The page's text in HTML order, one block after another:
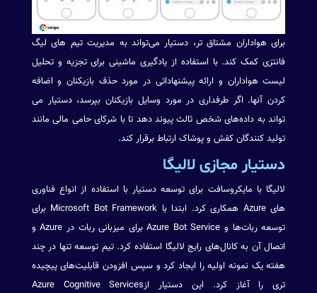
برای هواداران مشتاق تر، دستیار می‌تواند به مدیریت تیم های لیگ
فانتزی کمک کند. با استفاده از یادگیری ماشینی برای تجزیه و تحلیل
لیست هواداران و ارائه پیشنهاداتی در مورد حذف بازیکنان و اضافه
کردن آنها. اگر طرفداری در مورد وسایل بازیکنان بپرسد، دستیار می
تواند به داده‌های شخص ثالث پیوند دهد تا با شرکای حامی مالی مانند
تولید کنندگان کفش و پوشاک ارتباط برقرار کند.
دستیار مجازی لالیگا
لالیگا با مایکروسافت برای توسعه دستیار با استفاده از انواع فناوری
های Azure همکاری کرد. ابتدا با Microsoft Bot Framework برای
توسعه ربات‌ها و Azure Bot Service برای میزبانی ربات در Azure و
اتصال آن به کانال‌های رایج لالیگا استفاده کرد. تیم توسعه تنها در چند
هفته یک نمونه اولیه را ایجاد کرد و سپس افزودن قابلیت‌های پیچیده
تری را آغاز کرد. این دستیار ازAzure Cognitive Services